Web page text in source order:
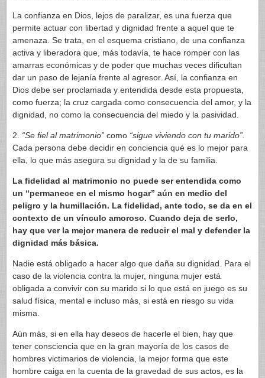
La confianza en Dios, lejos de paralizar, es una fuerza que
permite actuar con libertad y dignidad frente a aquel que te
amenaza. Se trata, en el esquema cristiano, de una confianza
activa y liberadora que, más todavía, te hace romper con las
amarras económicas y de poder que muchas veces dificultan
dar un paso de lejanía frente al agresor. Así, la confianza en
Dios debe ser proclamada y entendida desde esta propuesta,
como fuerza; la cruz cargada como consecuencia del amor, y la
dignidad, no como la consecuencia del miedo y la pasividad.
2. “Se fiel al matrimonio” como “sigue viviendo con tu marido”.
Cada persona debe decidir en conciencia qué es lo mejor para
ella, lo que más asegura su dignidad y la de su familia.
La fidelidad al matrimonio no puede ser entendida como
un “permanece en el mismo hogar” aún en medio del
peligro y la humillación. La fidelidad, ante todo, se da en el
contexto de un vínculo amoroso. Cuando deja de serlo,
hay que ver la mejor manera de reducir el mal y defender la
dignidad más básica.
Nadie está obligado a hacer algo que daña su dignidad. Para el
caso de la violencia contra la mujer, ninguna mujer está
obligada a convivir con su marido si lo que está en juego es su
salud física, mental e incluso más, si está en riesgo su vida
misma.
Aún más, si en ella hay deseos de hacerle el bien, hay que
tener consciencia que en la gran mayoría de los casos de
hombres victimarios de violencia, la mejor forma que este
hombre caiga en la cuenta de la gravedad de sus actos, es la